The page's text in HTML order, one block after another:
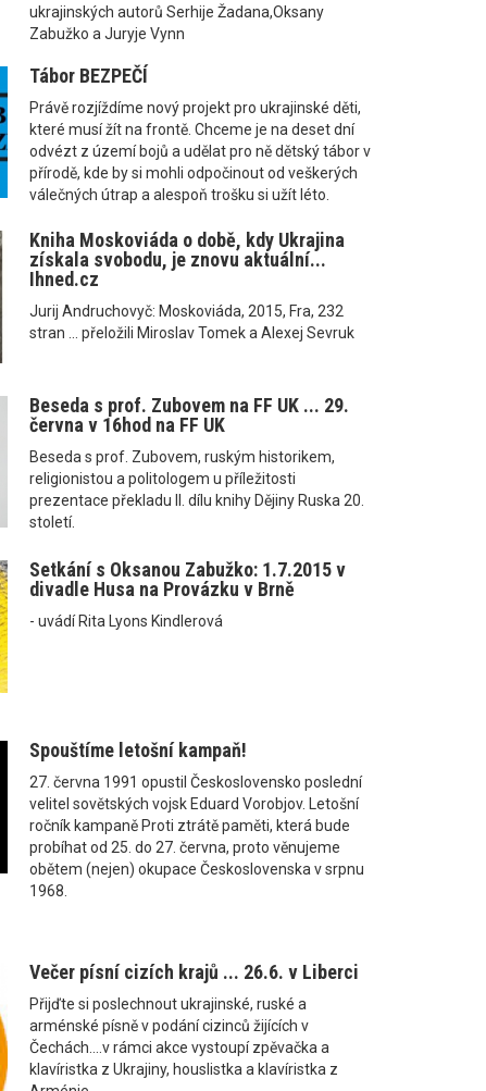
ukrajinských autorů Serhije Žadana,Oksany
Zabužko a Juryje Vynn
Tábor BEZPEČÍ
Právě rozjíždíme nový projekt pro ukrajinské děti,
které musí žít na frontě. Chceme je na deset dní
odvézt z území bojů a udělat pro ně dětský tábor v
přírodě, kde by si mohli odpočinout od veškerých
válečných útrap a alespoň trošku si užít léto.
Kniha Moskoviáda o době, kdy Ukrajina
získala svobodu, je znovu aktuální...
Ihned.cz
Jurij Andruchovyč: Moskoviáda, 2015, Fra, 232
stran ... přeložili Miroslav Tomek a Alexej Sevruk
Beseda s prof. Zubovem na FF UK ... 29.
června v 16hod na FF UK
Beseda s prof. Zubovem, ruským historikem,
religionistou a politologem u příležitosti
prezentace překladu II. dílu knihy Dějiny Ruska 20.
století.
Setkání s Oksanou Zabužko: 1.7.2015 v
divadle Husa na Provázku v Brně
- uvádí Rita Lyons Kindlerová
Spouštíme letošní kampaň!
27. června 1991 opustil Československo poslední
velitel sovětských vojsk Eduard Vorobjov. Letošní
ročník kampaně Proti ztrátě paměti, která bude
probíhat od 25. do 27. června, proto věnujeme
obětem (nejen) okupace Československa v srpnu
1968.
Večer písní cizích krajů ... 26.6. v Liberci
Přijďte si poslechnout ukrajinské, ruské a
arménské písně v podání cizinců žijících v
Čechách....v rámci akce vystoupí zpěvačka a
klavíristka z Ukrajiny, houslistka a klavíristka z